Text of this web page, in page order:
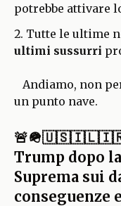
potrebbe attivare
Tutte le ultime
ultimi sussurri
Andiamo, non
un punto nave.
🚨🪖🇺🇸🇮🇱🇮🇷
Trump dopo
Suprema sui
conseguenze